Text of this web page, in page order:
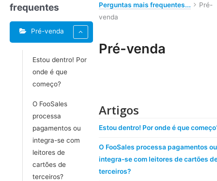
frequentes
Pré-venda
Estou dentro! Por
onde é que
começo?
O FooSales
processa
pagamentos ou
integra-se com
leitores de
cartões de
terceiros?
Perguntas mais frequentes...
Pré-
venda
Pré-venda
Artigos
Estou dentro! Por onde é que
O FooSales processa pagamentos ou
integra-se com leitores de cartões
terceiros?